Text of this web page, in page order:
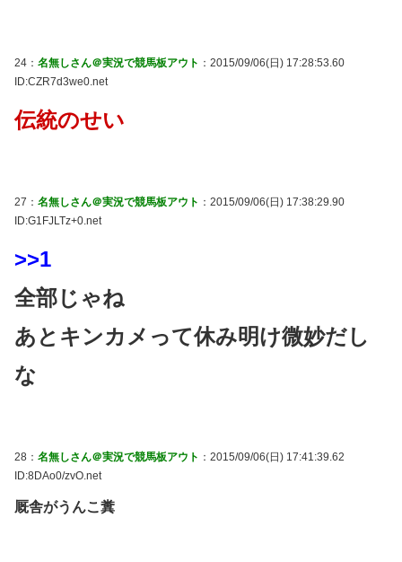
24： 名無しさん＠実況で競馬板アウト ：2015/09/06(日) 17:28:53.60
ID:CZR7d3we0.net
伝統のせい
27： 名無しさん＠実況で競馬板アウト ：2015/09/06(日) 17:38:29.90
ID:G1FJLTz+0.net
>>1
全部じゃね
あとキンカメって休み明け微妙だし
な
28： 名無しさん＠実況で競馬板アウト ：2015/09/06(日) 17:41:39.62
ID:8DAo0/zvO.net
厩舎がうんこ糞